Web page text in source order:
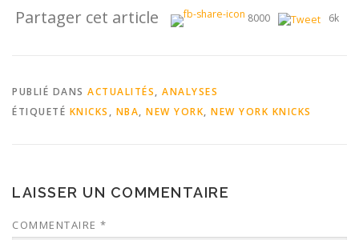
Partager cet article 8000 6k
PUBLIÉ DANS ACTUALITÉS, ANALYSES
ÉTIQUETÉ KNICKS , NBA, NEW YORK, NEW YORK KNICKS
LAISSER UN COMMENTAIRE
COMMENTAIRE *